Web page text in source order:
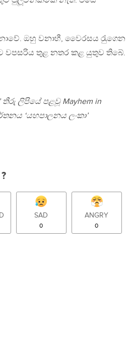
ඔහු වනාහී, වෛරසය රැුගෙන
වපසරිය තුළ නතර කළ යුතුව තිබේ.
තීරු ලිපියේ පළවූ Mayhem in
‘යහපාලනය ලංකා’
SAD
0
ANGRY
0